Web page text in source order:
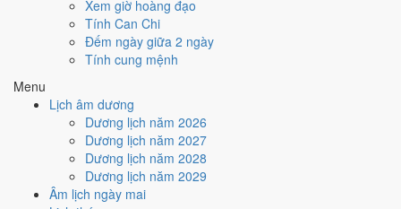
Xem giờ hoàng đạo
Tính Can Chi
Đếm ngày giữa 2 ngày
Tính cung mệnh
Menu
Lịch âm dương
Dương lịch năm 2026
Dương lịch năm 2027
Dương lịch năm 2028
Dương lịch năm 2029
Âm lịch ngày mai
Trung bình
Khai trương - mở cửa hàng hôm nay ở
Ngày Hắc Đạogây bất lợi.
🤝
Ký hợp đồng - giao ước
4
/10Trung bình
Ký hợp đồng - giao ước hôm nay ở
Ngày Hắc Đạogây bất lợi.
Cách tính ngày tốt
🏗️ Động thổ - khởi công